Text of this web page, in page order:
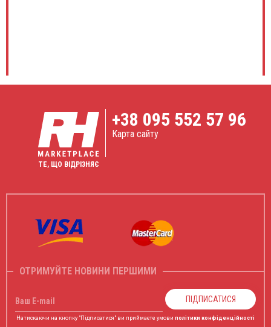
ТЕ, ЩО ВІДРІЗНЯЄ
+38 095 552 57 96
Карта сайту
ОТРИМУЙТЕ НОВИНИ ПЕРШИМИ
Ваш E-mail ПІДПИСАТИСЯ
Натискаючи на кнопку "Підписатися" ви приймаєте умови політики конфіденційності